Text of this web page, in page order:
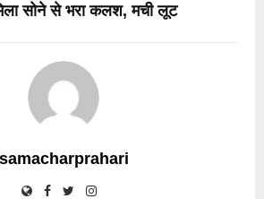
सोने से भरा कलश, मची लूट
samacharprahari